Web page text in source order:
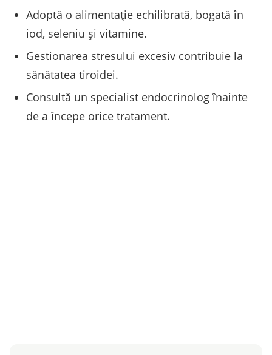
Adoptă o alimentație echilibrată, bogată în
iod, seleniu și vitamine.
Gestionarea stresului excesiv contribuie la
sănătatea tiroidei.
Consultă un specialist endocrinolog înainte
de a începe orice tratament.